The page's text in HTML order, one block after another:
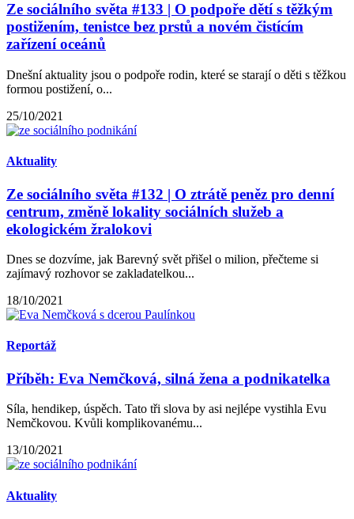
Ze sociálního světa #133 | O podpoře dětí s těžkým
postižením, tenistce bez prstů a novém čistícím
zařízení oceánů
Dnešní aktuality jsou o podpoře rodin, které se starají o děti s těžkou
formou postižení, o...
25/10/2021
Aktuality
Ze sociálního světa #132 | O ztrátě peněz pro denní
centrum, změně lokality sociálních služeb a
ekologickém žralokovi
Dnes se dozvíme, jak Barevný svět přišel o milion, přečteme si
zajímavý rozhovor se zakladatelkou...
18/10/2021
Reportáž
Příběh: Eva Nemčková, silná žena a podnikatelka
Síla, hendikep, úspěch. Tato tři slova by asi nejlépe vystihla Evu
Nemčkovou. Kvůli komplikovanému...
13/10/2021
Aktuality